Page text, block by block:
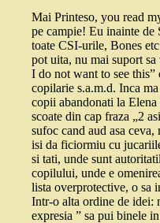
Mai Printeso, you read
pe campie! Eu inainte
toate CSI-urile, Bones
pot uita, nu mai suport
I do not want to see
copilarie s.a.m.d. Inca
copii abandonati la
scoate din cap fraza „2
sufoc cand aud asa
isi da ficiormiu cu
si tati, unde sunt
copilului, unde e
lista overprotective, o sa
Intr-o alta ordine de idei:
expresia ” sa pui binele